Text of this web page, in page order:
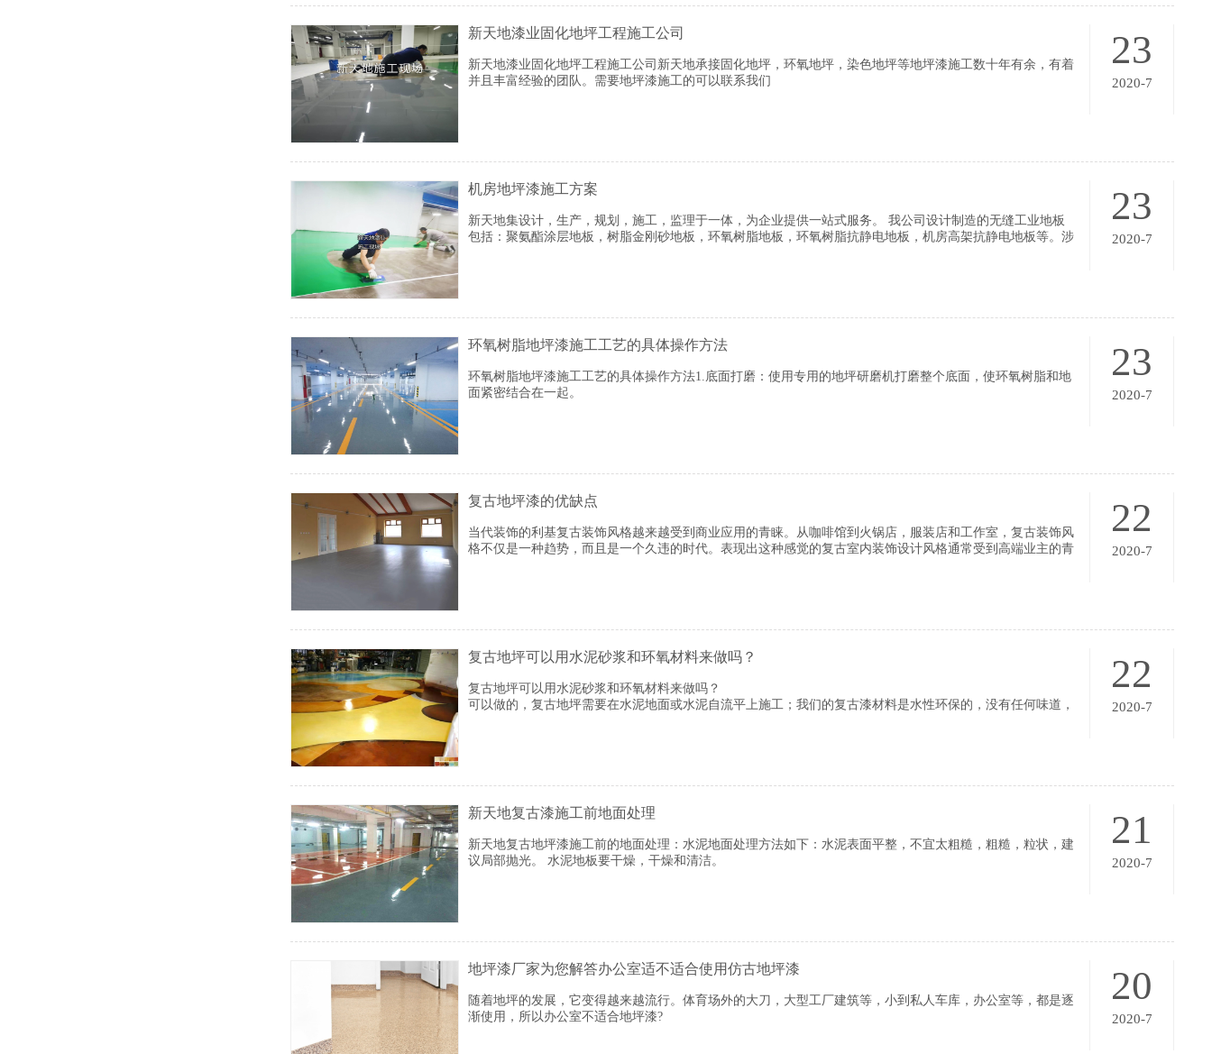
23
2020-7
新天地漆业固化地坪工程施工公司
新天地漆业固化地坪工程施工公司​新天地承接固化地坪，环氧地坪，染色地坪等地坪漆施工数十年有余，有着
并且丰富经验的团队。需要地坪漆施工的可以联系我们
23
2020-7
机房地坪漆施工方案
新天地集设计，生产，规划，施工，监理于一体，为企业提供一站式服务。 我公司设计制造的无缝工业地板
包括：聚氨酯涂层地板，树脂金刚砂地板，环氧树脂地板，环氧树脂抗静电地板，机房高架抗静电地板等。涉
23
2020-7
环氧树脂地坪漆施工工艺的具体操作方法
环氧树脂地坪漆施工工艺的具体操作方法1.底面打磨：使用专用的地坪研磨机打磨整个底面，使环氧树脂和地
面紧密结合在一起。
22
2020-7
复古地坪漆的优缺点
当代装饰的利基复古装饰风格越来越受到商业应用的青睐。从咖啡馆到火锅店，服装店和工作室，复古装饰风
格不仅是一种趋势，而且是一个久违的时代。表现出这种感觉的复古室内装饰设计风格通常受到高端业主的青
22
2020-7
复古地坪可以用水泥砂浆和环氧材料来做吗？
复古地坪可以用水泥砂浆和环氧材料来做吗？
可以做的，复古地坪需要在水泥地面或水泥自流平上施工；我们的复古漆材料是水性环保的，没有任何味道，
21
2020-7
新天地复古漆施工前地面处理
新天地复古地坪漆施工前的地面处理：水泥地面处理方法如下：水泥表面平整，不宜太粗糙，粗糙，粒状，建
议局部抛光。 水泥地板要干燥，干燥和清洁。
20
2020-7
地坪漆厂家为您解答办公室适不适合使用仿古地坪漆
随着地坪的发展，它变得越来越流行。体育场外的大刀，大型工厂建筑等，小到私人车库，办公室等，都是逐
渐使用，所以办公室不适合地坪漆?